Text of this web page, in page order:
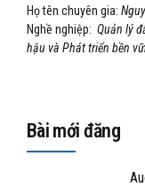
Họ tên chuyên gia:
Nghề nghiệp: Quản lý
hậu và Phát triển bền
Bài mới đăng